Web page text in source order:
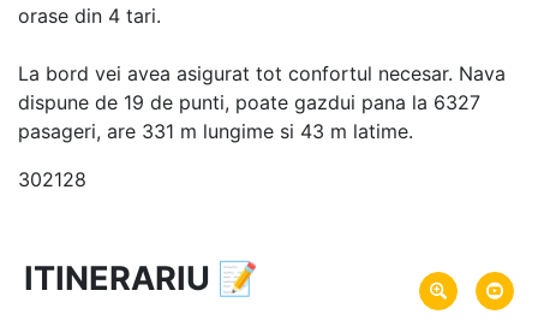
orase din 4 tari.
La bord vei avea asigurat tot confortul necesar. Nava
dispune de 19 de punti, poate gazdui pana la 6327
pasageri, are 331 m lungime si 43 m latime.
302128
8 zile vacanta de croaziera in
Marea Mediterana de Vest si Tunisia -
link oferta
ITINERARIU 📝